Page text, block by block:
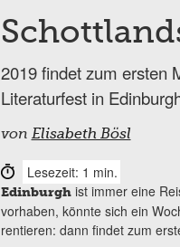
2019 findet zum ersten
Literaturfest in
von Elisabeth Bösl
Lesezeit: 1 min.
Edinburghist immer eine
vorhaben, könnte sich ein
rentieren: dann findet zum